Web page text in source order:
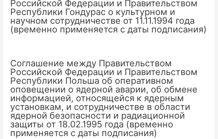
Российской Федерации и Правительством
Республики Гондурас о культурном и
научном сотрудничестве от 11.11.1994 года
(временно применяется с даты подписания)
Соглашение между Правительством
Российской Федерации и Правительством
Республики Польша об оперативном
оповещении о ядерной аварии, об обмене
информацией, относящейся к ядерным
установкам, и сотрудничестве в области
ядерной безопасности и радиационной
защиты от 18.02.1995 года (временно
применяется с даты подписания)